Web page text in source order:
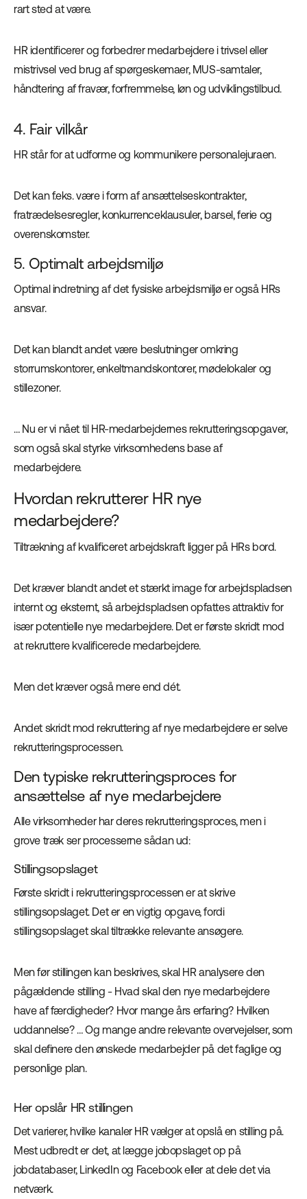
rart sted at være.
HR identificerer og forbedrer medarbejdere i trivsel eller
mistrivsel ved brug af spørgeskemaer, MUS-samtaler,
håndtering af fravær, forfremmelse, løn og udviklingstilbud.
4. Fair vilkår
HR står for at udforme og kommunikere personalejuraen.
Det kan f.eks. være i form af ansættelseskontrakter,
fratrædelsesregler, konkurrenceklausuler, barsel, ferie og
overenskomster.
5. Optimalt arbejdsmiljø
Optimal indretning af det fysiske arbejdsmiljø er også HRs
ansvar.
Det kan blandt andet være beslutninger omkring
storrumskontorer, enkeltmandskontorer, mødelokaler og
stillezoner.
… Nu er vi nået til HR-medarbejdernes rekrutteringsopgaver,
som også skal styrke virksomhedens base af
medarbejdere.
Hvordan rekrutterer HR nye
medarbejdere?
Tiltrækning af kvalificeret arbejdskraft ligger på HRs bord.
Det kræver blandt andet et stærkt image for arbejdspladsen
internt og eksternt, så arbejdspladsen opfattes attraktiv for
især potentielle nye medarbejdere. Det er første skridt mod
at rekruttere kvalificerede medarbejdere.
Men det kræver også mere end dét.
Andet skridt mod rekruttering af nye medarbejdere er selve
rekrutteringsprocessen.
Den typiske rekrutteringsproces for
ansættelse af nye medarbejdere
Alle virksomheder har deres rekrutteringsproces, men i
grove træk ser processerne sådan ud:
Stillingsopslaget
Første skridt i rekrutteringsprocessen er at skrive
stillingsopslaget. Det er en vigtig opgave, fordi
stillingsopslaget skal tiltrække relevante ansøgere.
Men før stillingen kan beskrives, skal HR analysere den
pågældende stilling - Hvad skal den nye medarbejdere
have af færdigheder? Hvor mange års erfaring? Hvilken
uddannelse? … Og mange andre relevante overvejelser, som
skal definere den ønskede medarbejder på det faglige og
personlige plan.
Her opslår HR stillingen
Det varierer, hvilke kanaler HR vælger at opslå en stilling på.
Mest udbredt er det, at lægge jobopslaget op på
jobdatabaser, LinkedIn og Facebook eller at dele det via
netværk.